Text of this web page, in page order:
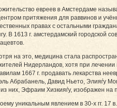
евреев в Амстердаме
притяжения для раввинов и
правах с остальными
В 1613 г. амстердамский городской
на это, медицина стала
Нидерландов, хотя при
1667 г. продавать лекарства
Aб­ра­ба­нель, Давид Ньето, Элияѓу
них, Эфраим Хизкияѓу, изображен на
уникальным явлением в 30-х гг. 17